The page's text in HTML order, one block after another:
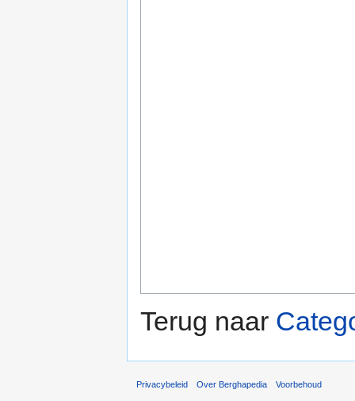
Terug naar
Privacybeleid Over Berghapedia Voorbehoud